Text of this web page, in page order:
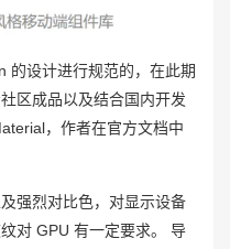
的设计进行规范的，在此期
区成品以及结合国内开发
，作者在官方文档中
强烈对比色，对显示设备
对 GPU 有一定要求。 导